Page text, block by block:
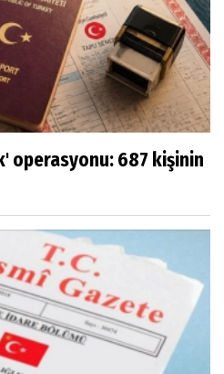
operasyonu: 687 kişinin